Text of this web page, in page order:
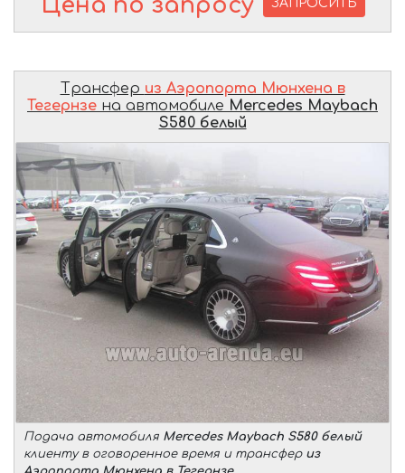
Цена по запросу ЗАПРОСИТЬ
Трансфер из Аэропорта Мюнхена в
Тегернзе на автомобиле Mercedes Maybach
S580 белый
Подача автомобиля Mercedes Maybach S580 белый
клиенту в оговоренное время и трансфер из